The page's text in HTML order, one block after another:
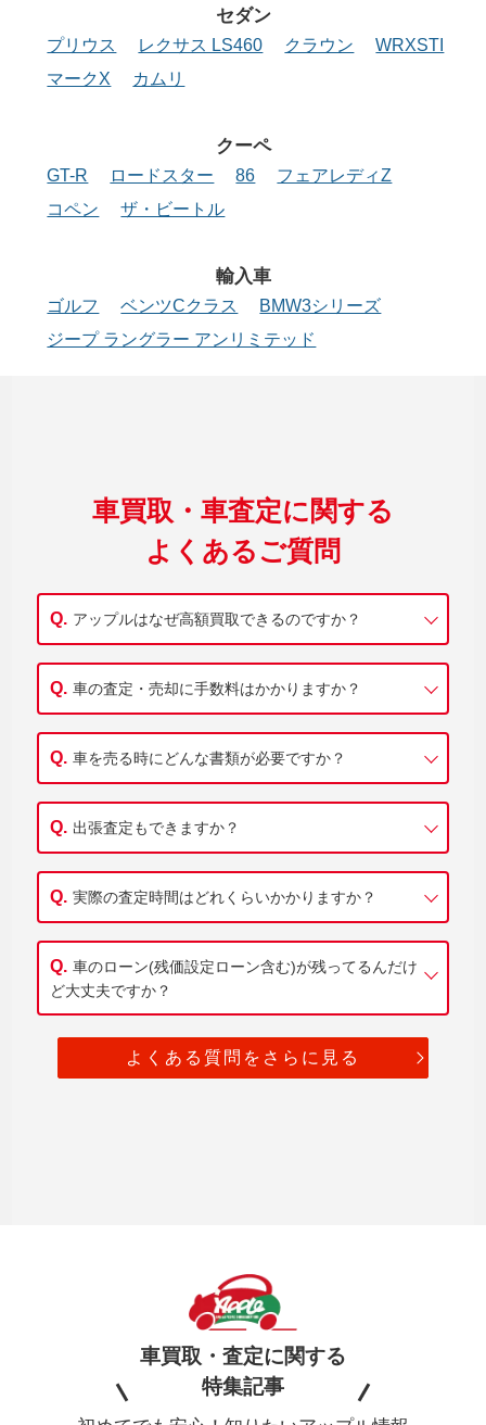
セダン
プリウス レクサス LS460 クラウン
WRXSTI
マークX
カムリ
クーペ
GT-R ロードスター 86
フェアレディZ
コペン
ザ・ビートル
輸入車
ゴルフ ベンツCクラス
BMW3シリーズ
ジープ ラングラー アンリミテッド
車買取・車査定に関する
よくあるご質問
アップルはなぜ高額買取できるのですか？
車の査定・売却に手数料はかかりますか？
車を売る時にどんな書類が必要ですか？
出張査定もできますか？
実際の査定時間はどれくらいかかりますか？
車のローン(残価設定ローン含む)が残ってるんだけ
ど大丈夫ですか？
よくある質問をさらに見る
車買取・査定に関する
特集記事